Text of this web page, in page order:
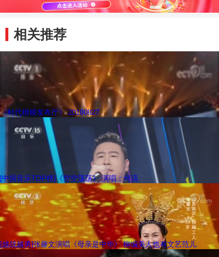
相关推荐
《时代楷模发布厅》 20180827
[中国音乐TOP榜]《空空荡荡》 演唱：何流
[越战越勇]张馨文演唱《母亲是中华》 柳编美人也有文艺范儿